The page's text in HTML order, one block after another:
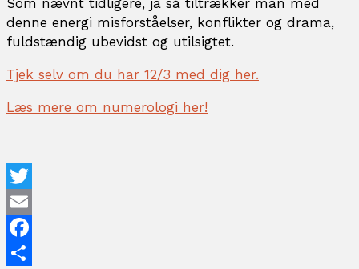
denne energi misforståelser, konflikter og drama,
fuldstændig ubevidst og utilsigtet.
Tjek selv om du har 12/3 med dig her.
Læs mere om numerologi her!
T
w
E
m
F